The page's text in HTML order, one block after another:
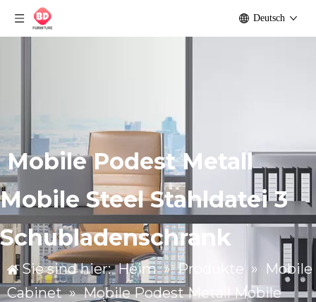
Deutsch
Mobile Podest Metall
Mobile Steel Stahldatei 3
Schubladenschrank
Sie sind hier: Heim » Produkte »
Mobile
Cabinet » Mobile Podest Metall Mobile